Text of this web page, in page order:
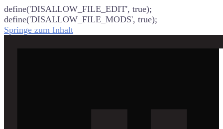
define('DISALLOW_FILE_EDIT', true);
define('DISALLOW_FILE_MODS', true);
Springe zum Inhalt